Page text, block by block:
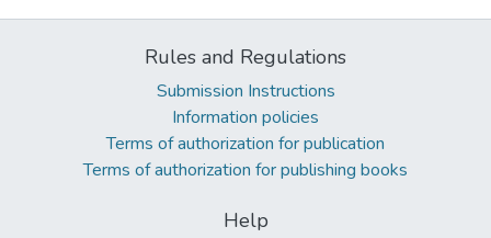
Rules and Regulations
Submission Instructions
Information policies
Terms of authorization for publication
Terms of authorization for publishing books
Help